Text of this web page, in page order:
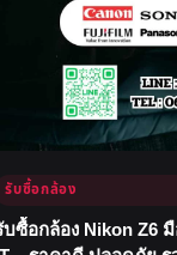
รับซื้อกล้อง
บซื้อกล้อง Nikon Z6